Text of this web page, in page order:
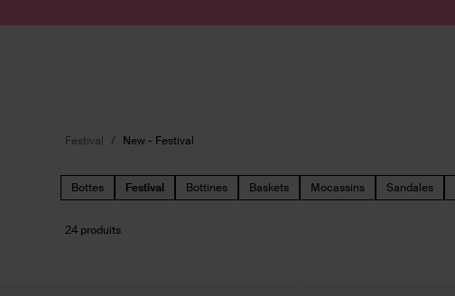
Festival New - Festival
Bottes Festival Bottines Baskets Mocassins Sandales
24 produits